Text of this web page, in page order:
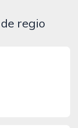
regio